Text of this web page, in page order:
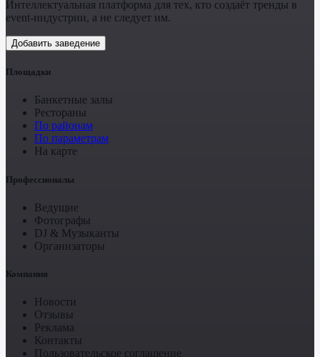
Интеллектуальная платформа для тех, кто создаёт тренды в
event-индустрии, а не следует им.
Добавить заведение
Площадки
Банкетные залы
Рестораны
По районам
По параметрам
На карте
Профессионалы
Ведущие
Фотографы
DJ & Музыканты
Организаторы
Компания
Новости
Отзывы
Реклама
Контакты
Пользовательское соглашение